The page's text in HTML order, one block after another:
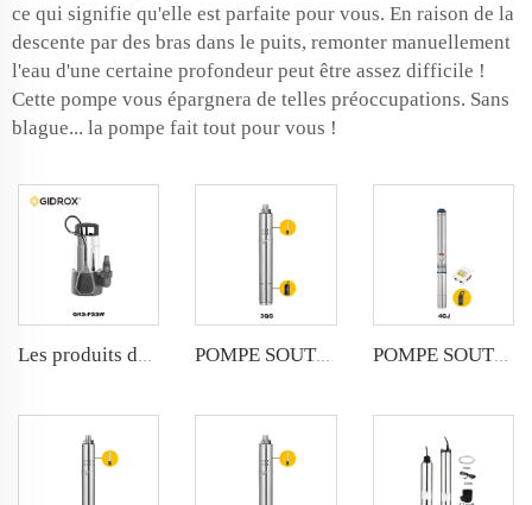
ce qui signifie qu'elle est parfaite pour vous. En raison de la
descente par des bras dans le puits, remonter manuellement
l'eau d'une certaine profondeur peut être assez difficile !
Cette pompe vous épargnera de telles préoccupations. Sans
blague... la pompe fait tout pour vous !
Les produits de la série A sont soumis à des contrôles de qualité. POMPE SOUTERRAINE IMMERGÉE GIDROX-3QG POMPE SOUTERRAINE IMMERGÉE GIDROX-4GA/4GJ